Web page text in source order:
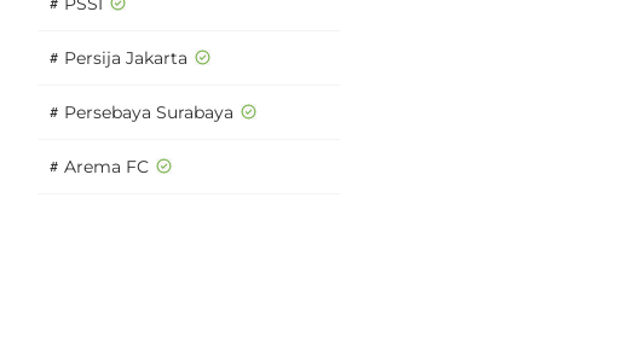
# Persija Jakarta
# Persebaya Surabaya
# Arema FC